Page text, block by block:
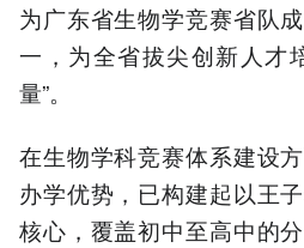
为广东省生物学竞赛省队
一，为全省拔尖创新人才
量”。
在生物学科竞赛体系建设
办学优势，已构建起以王
核心，覆盖初中至高中的